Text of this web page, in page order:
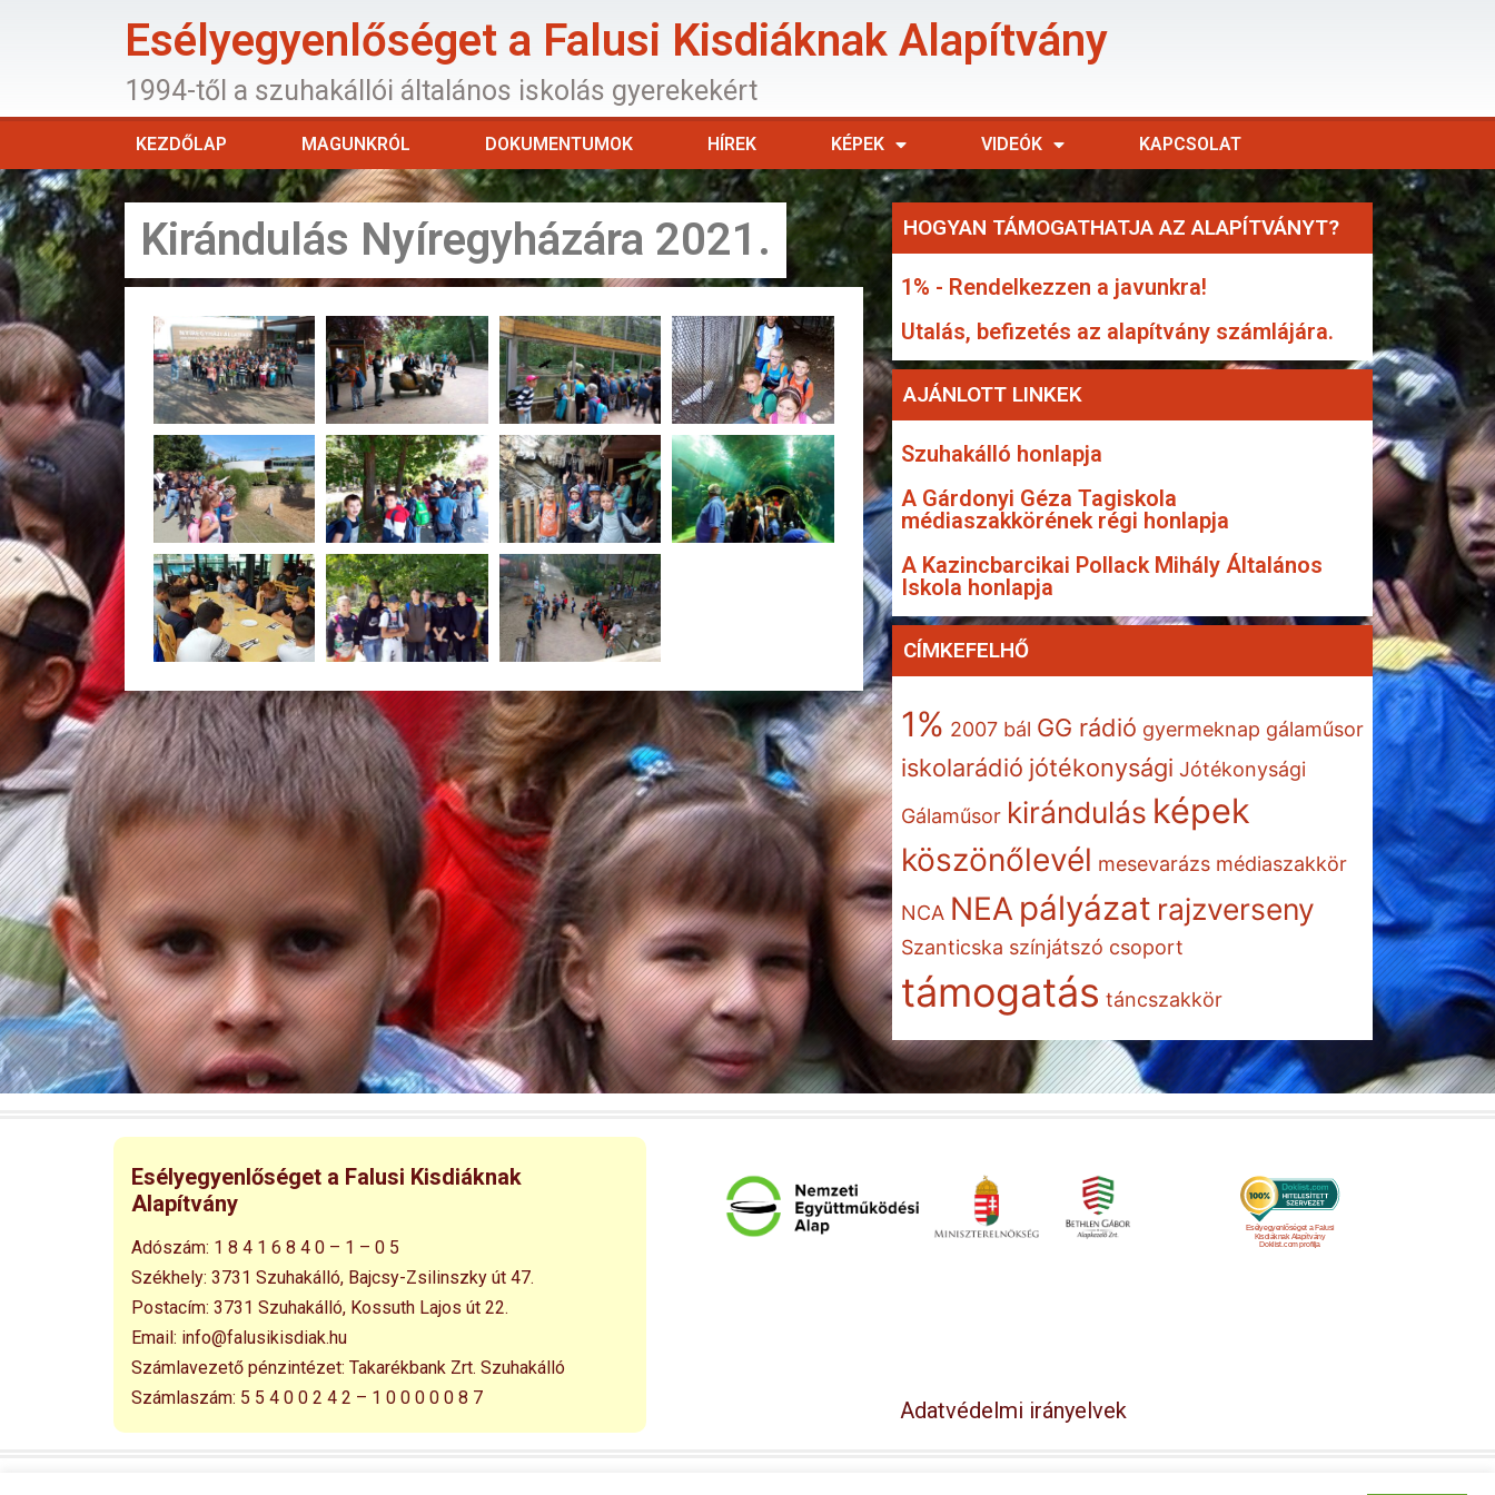
Esélyegyenlőséget a Falusi Kisdiáknak Alapítvány
1994-től a szuhakállói általános iskolás gyerekekért
KEZDŐLAP MAGUNKRÓL DOKUMENTUMOK HÍREK KÉPEK VIDEÓK KAPCSOLAT
Kirándulás Nyíregyházára 2021. HOGYAN TÁMOGATHATJA AZ ALAPÍTVÁNYT?
1% - Rendelkezzen a javunkra!
Utalás, befizetés az alapítvány számlájára.
AJÁNLOTT LINKEK
Szuhakálló honlapja
A Gárdonyi Géza Tagiskola
médiaszakkörének régi honlapja
A Kazincbarcikai Pollack Mihály Általános
Iskola honlapja
CÍMKEFELHŐ
1% 2007 bál GG rádió gyermeknap gálaműsor
iskolarádió jótékonysági Jótékonysági
Gálaműsor kirándulás képek
köszönőlevél mesevarázs médiaszakkör
NCA NEA pályázat rajzverseny
Szanticska színjátszó csoport
támogatás táncszakkör
Esélyegyenlőséget a Falusi Kisdiáknak
Alapítvány
Adószám: 1 8 4 1 6 8 4 0 – 1 – 0 5
Székhely: 3731 Szuhakálló, Bajcsy-Zsilinszky út 47.
Postacím: 3731 Szuhakálló, Kossuth Lajos út 22.
Email: info@falusikisdiak.hu
Számlavezető pénzintézet: Takarékbank Zrt. Szuhakálló
Számlaszám: 5 5 4 0 0 2 4 2 – 1 0 0 0 0 0 8 7
Esélyegyenlőséget a Falusi
Kisdiáknak Alapítvány
Doklist.com profilja
Adatvédelmi irányelvek